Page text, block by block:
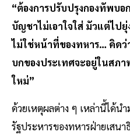
“ต้องการปรับปรุงกองทัพบอ
บัญชาไม่เอาใจใส่ มัวแต่ไป
ไม่ใช่หน้าที่ของทหาร… คิด
บกของประเทศจะอยู่ในสภ
ใหม่”
ด้วยเหตุผลต่าง ๆ เหล่านี้ได้น
รัฐประหารของทหารฝ่ายเสน